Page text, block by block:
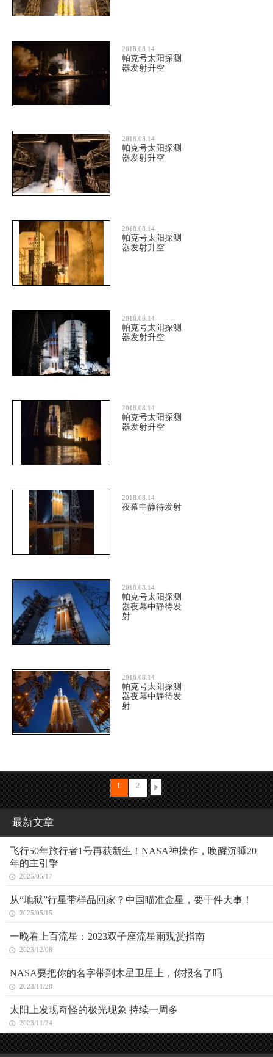
2018.08.14
帕克号太阳探测
器发射升空
2018.08.14
帕克号太阳探测
器发射升空
2018.08.14
帕克号太阳探测
器发射升空
2018.08.14
帕克号太阳探测
器发射升空
2018.08.14
帕克号太阳探测
器发射升空
2018.08.14
夜幕中静待发射
2018.08.14
帕克号太阳探测
器夜幕中静待发
射
2018.08.14
帕克号太阳探测
器夜幕中静待发
射
1 2
最新文章
飞行50年旅行者1号再获新生！NASA神操作，唤醒沉睡20
年的主引擎
2025/05/17
从“地狱”行星带样品回家？中国瞄准金星，要干件大事！
2025/05/15
一晚看上百流星：2023双子座流星雨观赏指南
2023/12/08
NASA要把你的名字带到木星卫星上，你报名了吗
2023/11/28
太阳上发现奇怪的极光现象 持续一周多
2023/11/24